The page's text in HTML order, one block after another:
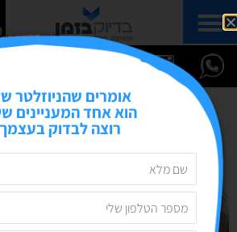
אומרים שהניוזלטר
הוא אחד המעניינים
רוצה לבדוק